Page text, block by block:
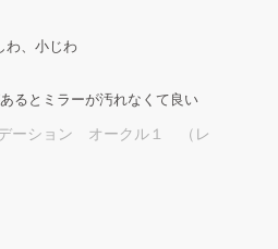
わ、小じわ
るとミラーが汚れなくて良い
ーション オークル１ （レ